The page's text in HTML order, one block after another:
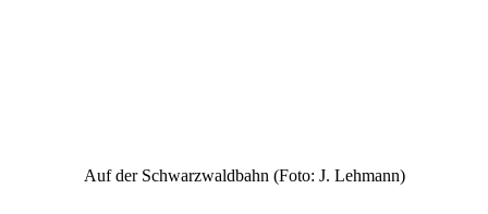
Auf der Schwarzwaldbahn (Foto: J. Lehmann)